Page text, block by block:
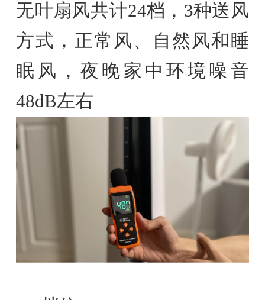
无叶扇风共计24档，3种送风
方式，正常风、自然风和睡
眠风，夜晚家中环境噪音
48dB左右